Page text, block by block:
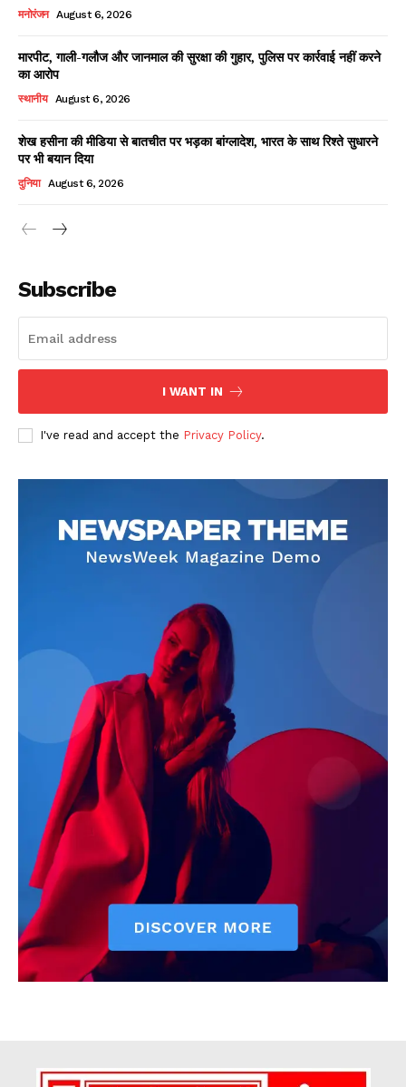
Contact us
Subscription Plans
My account
मनोरंजन August 6, 2026
मारपीट, गाली-गलौज और जानमाल की सुरक्षा की गुहार, पुलिस पर कार्रवाई नहीं करने
का आरोप
स्थानीय August 6, 2026
शेख हसीना की मीडिया से बातचीत पर भड़का बांग्लादेश, भारत के साथ रिश्ते सुधारने
पर भी बयान दिया
दुनिया August 6, 2026
Subscribe
I WANT IN
I've read and accept the Privacy Policy.